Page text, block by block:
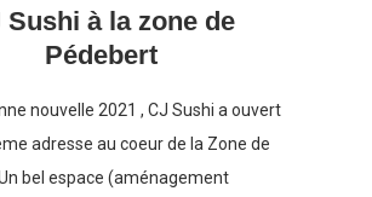
Sushi à la zone de
Pédebert
nouvelle 2021 , CJ Sushi a ouvert
adresse au coeur de la Zone de
bel espace (aménagement